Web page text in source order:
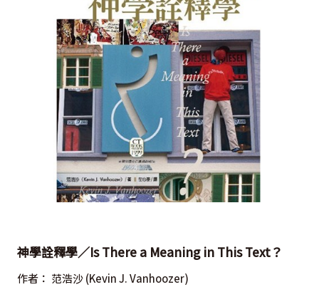
神學詮釋學／Is There a Meaning in This Text？
作者： 范浩沙 (Kevin J. Vanhoozer)